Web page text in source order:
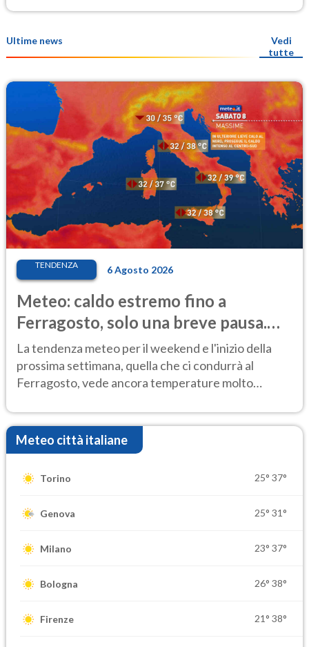
Ultime news
Vedi
tutte
TENDENZA 6 Agosto 2026
Meteo: caldo estremo fino a
Ferragosto, solo una breve pausa.
Ecco dove
La tendenza meteo per il weekend e l'inizio della
prossima settimana, quella che ci condurrà al
Ferragosto, vede ancora temperature molto
Meteo città italiane
Torino 25° 37°
Genova 25° 31°
Milano 23° 37°
Bologna 26° 38°
Firenze 21° 38°